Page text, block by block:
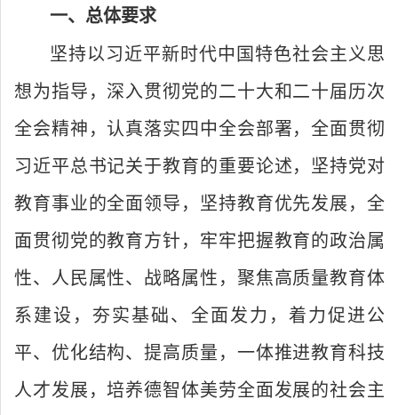
一、总体要求
坚持以习近平新时代中国特色社会主义思
想为指导，深入贯彻党的二十大和二十届历次
全会精神，认真落实四中全会部署，全面贯彻
习近平总书记关于教育的重要论述，坚持党对
教育事业的全面领导，坚持教育优先发展，全
面贯彻党的教育方针，牢牢把握教育的政治属
性、人民属性、战略属性，聚焦高质量教育体
系建设，夯实基础、全面发力，着力促进公
平、优化结构、提高质量，一体推进教育科技
人才发展，培养德智体美劳全面发展的社会主